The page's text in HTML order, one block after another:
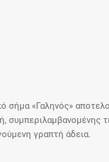
«Γαληνός»
γραπτή άδεια.